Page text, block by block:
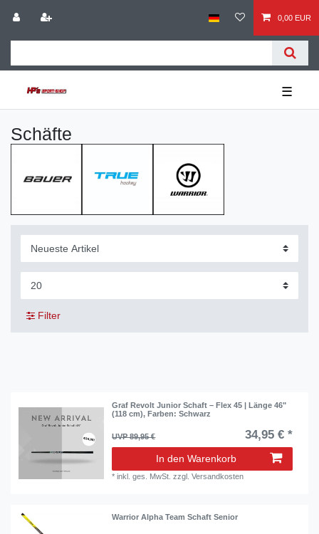
0,00 EUR
☰
Schäfte
Filter
Graf Revolt Junior Schaft – Flex 45 | Länge 46"
(118 cm), Farben: Schwarz
UVP 89,95 € 34,95 € *
In den Warenkorb
*inkl. ges. MwSt. zzgl.Versandkosten
Warrior Alpha Team Schaft Senior